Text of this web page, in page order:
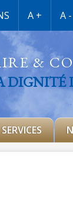
A + A -
&
DIGNITÉ